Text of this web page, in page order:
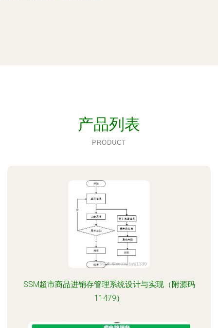
产品列表
PRODUCT
SSM超市商品进销存管理系统设计与实现（附源码
11479）